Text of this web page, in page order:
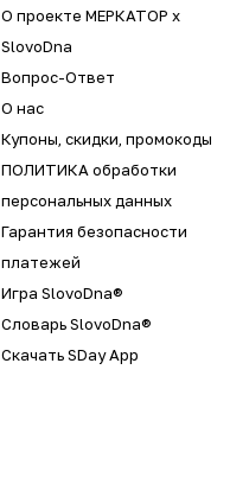
О проекте МЕРКАТОР x
SlovoDna
Вопрос-Ответ
О нас
Купоны, скидки, промокоды
ПОЛИТИКА обработки
персональных данных
Гарантия безопасности
платежей
Игра SlovoDna®
Словарь SlovoDna®
Скачать SDay App